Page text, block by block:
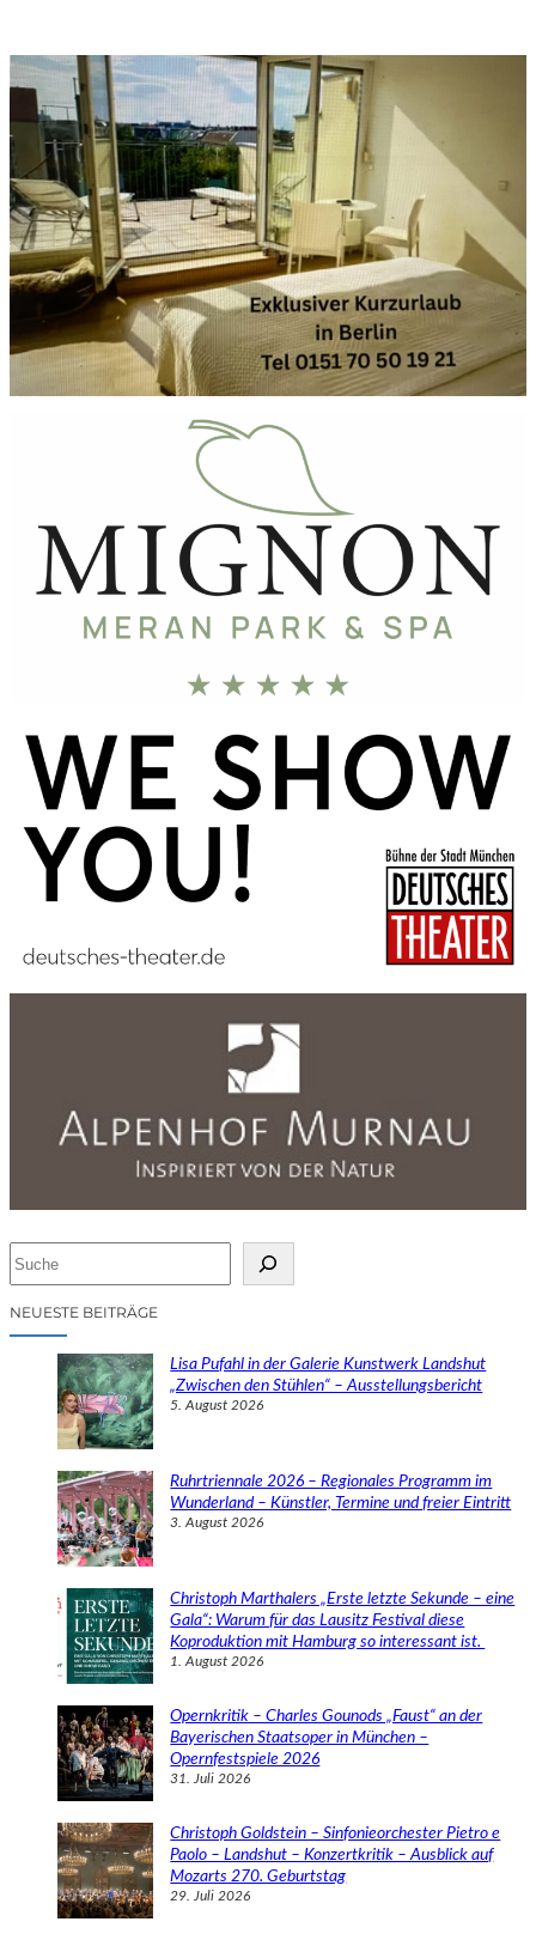
cNEUESTE BEITRÄGE
Lisa Pufahl in der Galerie Kunstwerk Landshut
„Zwischen den Stühlen“ – Ausstellungsbericht
5. August 2026
Ruhrtriennale 2026 – Regionales Programm im
Wunderland – Künstler, Termine und freier Eintritt
3. August 2026
Christoph Marthalers „Erste letzte Sekunde – eine
Gala“: Warum für das Lausitz Festival diese
Koproduktion mit Hamburg so interessant ist.
1. August 2026
Opernkritik – Charles Gounods „Faust“ an der
Bayerischen Staatsoper in München –
Opernfestspiele 2026
31. Juli 2026
Christoph Goldstein – Sinfonieorchester Pietro e
Paolo – Landshut – Konzertkritik – Ausblick auf
Mozarts 270. Geburtstag
29. Juli 2026